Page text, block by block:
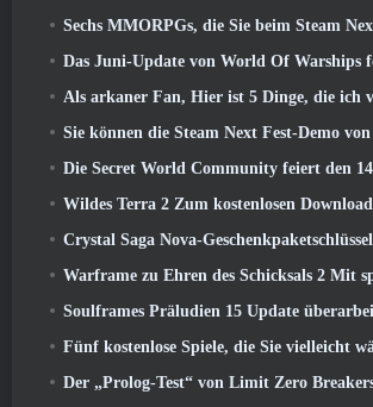
Sechs MMORPGs, die Sie beim Steam Next Fest
Das Juni-Update von World Of Warships feiert den Unabhängigkeitstag der USA mit
Als arkaner Fan, Hier ist 5 Dinge, die ich vom Riot-
Sie können die Steam Next Fest-Demo von Embers Of The Uncrowned
Die Secret World Community feiert den 14. Jahrestag mit einem Rätsel, das
Wildes Terra 2 Zum kostenlosen Download verfügbar (Und behalten)
Crystal Saga Nova-
Warframe zu Ehren des Schicksals 2 Mit spezieller
Soulframes Präludien 15 Update überarbeitet
Fünf kostenlose Spiele, die Sie vielleicht während des Bullet
Der „Prolog-Test“ von Limit Zero